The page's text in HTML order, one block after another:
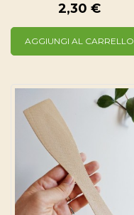
2,30 €
AGGIUNGI AL CARRELLO